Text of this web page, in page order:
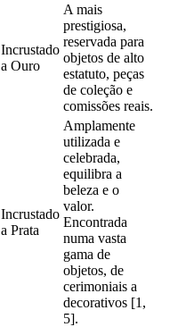
Incrustado
a Ouro
A mais
prestigiosa,
reservada para
objetos de alto
estatuto, peças
de coleção e
comissões reais.
Incrustado
a Prata
Amplamente
utilizada e
celebrada,
equilibra a
beleza e o
valor.
Encontrada
numa vasta
gama de
objetos, de
cerimoniais a
decorativos [1,
5].